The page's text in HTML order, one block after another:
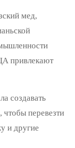
мед,
привлекают
создавать
чтобы перевезти
и другие